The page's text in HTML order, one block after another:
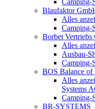
Camping-
Blaufaktor
Alles
Camping-
Borbet Vertriebs
Alles
Ausbau-
Camping-
BOS Balance of
Alles
Systems
Camping-
BR-SYSTEMS